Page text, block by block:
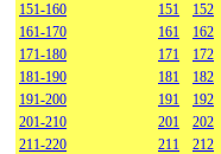
151-160
151 152
161-170
161 162
171-180
171 172
181-190
181 182
191-200
191 192
201-210
201 202
211-220
211 212